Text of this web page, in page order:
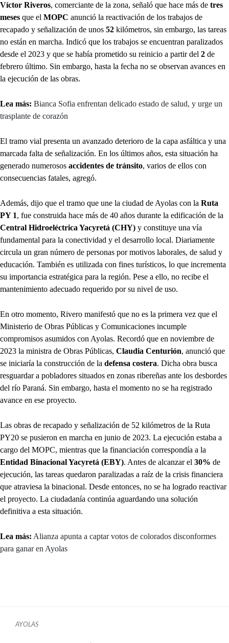
Víctor Riveros, comerciante de la zona, señaló que hace más de tres
meses que el MOPC anunció la reactivación de los trabajos de
recapado y señalización de unos 52 kilómetros, sin embargo, las tareas
no están en marcha. Indicó que los trabajos se encuentran paralizados
desde el 2023 y que se había prometido su reinicio a partir del 2 de
febrero último. Sin embargo, hasta la fecha no se observan avances en
la ejecución de las obras.
Lea más: Bianca Sofia enfrentan delicado estado de salud, y urge un
trasplante de corazón
El tramo vial presenta un avanzado deterioro de la capa asfáltica y una
marcada falta de señalización. En los últimos años, esta situación ha
generado numerosos accidentes de tránsito, varios de ellos con
consecuencias fatales, agregó.
Además, dijo que el tramo que une la ciudad de Ayolas con la Ruta
PY 1, fue construida hace más de 40 años durante la edificación de la
Central Hidroeléctrica Yacyretá (CHY) y constituye una vía
fundamental para la conectividad y el desarrollo local. Diariamente
circula un gran número de personas por motivos laborales, de salud y
educación. También es utilizada con fines turísticos, lo que incrementa
su importancia estratégica para la región. Pese a ello, no recibe el
mantenimiento adecuado requerido por su nivel de uso.
En otro momento, Rivero manifestó que no es la primera vez que el
Ministerio de Obras Públicas y Comunicaciones incumple
compromisos asumidos con Ayolas. Recordó que en noviembre de
2023 la ministra de Obras Públicas, Claudia Centurión, anunció que
se iniciaría la construcción de la defensa costera. Dicha obra busca
resguardar a pobladores situados en zonas ribereñas ante los desbordes
del río Paraná. Sin embargo, hasta el momento no se ha registrado
avance en ese proyecto.
Las obras de recapado y señalización de 52 kilómetros de la Ruta
PY20 se pusieron en marcha en junio de 2023. La ejecución estaba a
cargo del MOPC, mientras que la financiación correspondía a la
Entidad Binacional Yacyretá (EBY). Antes de alcanzar el 30% de
ejecución, las tareas quedaron paralizadas a raíz de la crisis financiera
que atraviesa la binacional. Desde entonces, no se ha logrado reactivar
el proyecto. La ciudadanía continúa aguardando una solución
definitiva a esta situación.
Lea más: Alianza apunta a captar votos de colorados disconformes
para ganar en Ayolas
AYOLAS